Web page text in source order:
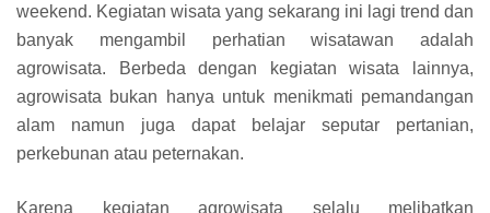
weekend. Kegiatan wisata yang sekarang ini lagi trend dan
banyak mengambil perhatian wisatawan adalah
agrowisata. Berbeda dengan kegiatan wisata lainnya,
agrowisata bukan hanya untuk menikmati pemandangan
alam namun juga dapat belajar seputar pertanian,
perkebunan atau peternakan.
Karena kegiatan agrowisata selalu melibatkan